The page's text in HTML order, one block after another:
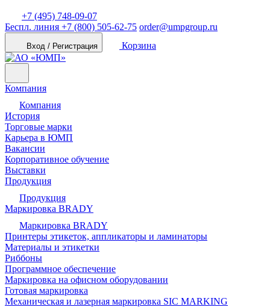
+7 (495) 748-09-07
Беспл. линия +7 (800) 505-62-75 order@umpgroup.ru
Вход / Регистрация Корзина
Компания
Компания
История
Торговые марки
Карьера в ЮМП
Вакансии
Корпоративное обучение
Выставки
Продукция
Продукция
Маркировка BRADY
Маркировка BRADY
Принтеры этикеток, аппликаторы и ламинаторы
Материалы и этикетки
Риббоны
Программное обеспечение
Маркировка на офисном оборудовании
Готовая маркировка
Механическая и лазерная маркировка SIC MARKING